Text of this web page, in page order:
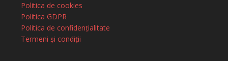
Politica de cookies
Politica GDPR
Politica de confidențialitate
Termeni și condiții